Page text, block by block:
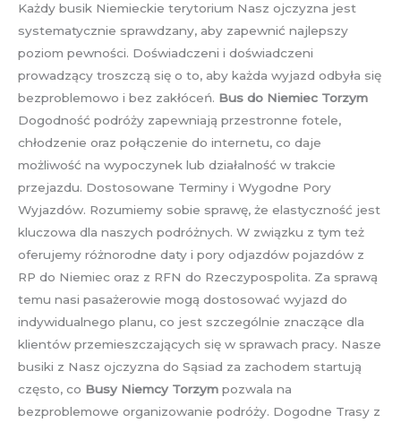
Każdy busik Niemieckie terytorium Nasz ojczyzna jest
systematycznie sprawdzany, aby zapewnić najlepszy
poziom pewności. Doświadczeni i doświadczeni
prowadzący troszczą się o to, aby każda wyjazd odbyła się
bezproblemowo i bez zakłóceń. Bus do Niemiec Torzym
Dogodność podróży zapewniają przestronne fotele,
chłodzenie oraz połączenie do internetu, co daje
możliwość na wypoczynek lub działalność w trakcie
przejazdu. Dostosowane Terminy i Wygodne Pory
Wyjazdów. Rozumiemy sobie sprawę, że elastyczność jest
kluczowa dla naszych podróżnych. W związku z tym też
oferujemy różnorodne daty i pory odjazdów pojazdów z
RP do Niemiec oraz z RFN do Rzeczypospolita. Za sprawą
temu nasi pasażerowie mogą dostosować wyjazd do
indywidualnego planu, co jest szczególnie znaczące dla
klientów przemieszczających się w sprawach pracy. Nasze
busiki z Nasz ojczyzna do Sąsiad za zachodem startują
często, co Busy Niemcy Torzym pozwala na
bezproblemowe organizowanie podróży. Dogodne Trasy z